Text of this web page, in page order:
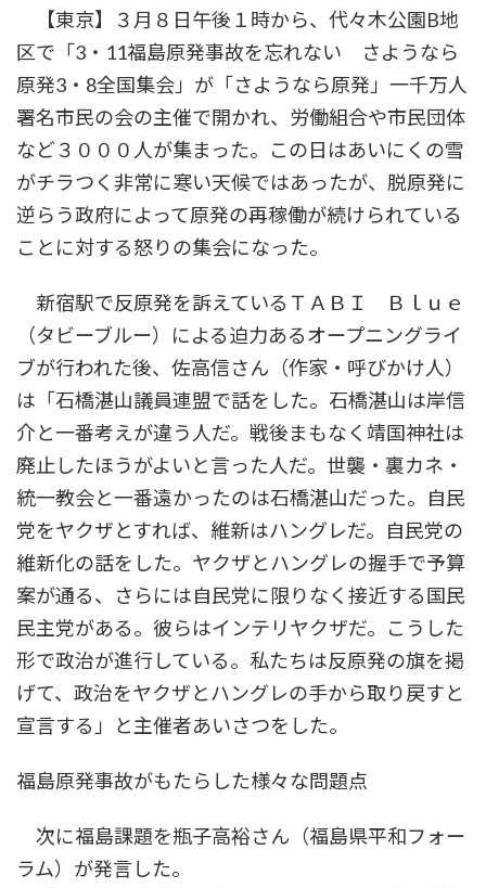
【東京】３月８日午後１時から、代々木公園B地
区で「3・11福島原発事故を忘れない さようなら
原発3・8全国集会」が「さようなら原発」一千万人
署名市民の会の主催で開かれ、労働組合や市民団体
など３０００人が集まった。この日はあいにくの雪
がチラつく非常に寒い天候ではあったが、脱原発に
逆らう政府によって原発の再稼働が続けられている
ことに対する怒りの集会になった。
新宿駅で反原発を訴えているＴＡＢＩ Ｂｌｕｅ
（タビーブルー）による迫力あるオープニングライ
ブが行われた後、佐高信さん（作家・呼びかけ人）
は「石橋湛山議員連盟で話をした。石橋湛山は岸信
介と一番考えが違う人だ。戦後まもなく靖国神社は
廃止したほうがよいと言った人だ。世襲・裏カネ・
統一教会と一番遠かったのは石橋湛山だった。自民
党をヤクザとすれば、維新はハングレだ。自民党の
維新化の話をした。ヤクザとハングレの握手で予算
案が通る、さらには自民党に限りなく接近する国民
民主党がある。彼らはインテリヤクザだ。こうした
形で政治が進行している。私たちは反原発の旗を掲
げて、政治をヤクザとハングレの手から取り戻すと
宣言する」と主催者あいさつをした。
福島原発事故がもたらした様々な問題点
次に福島課題を瓶子高裕さん（福島県平和フォー
ラム）が発言した。